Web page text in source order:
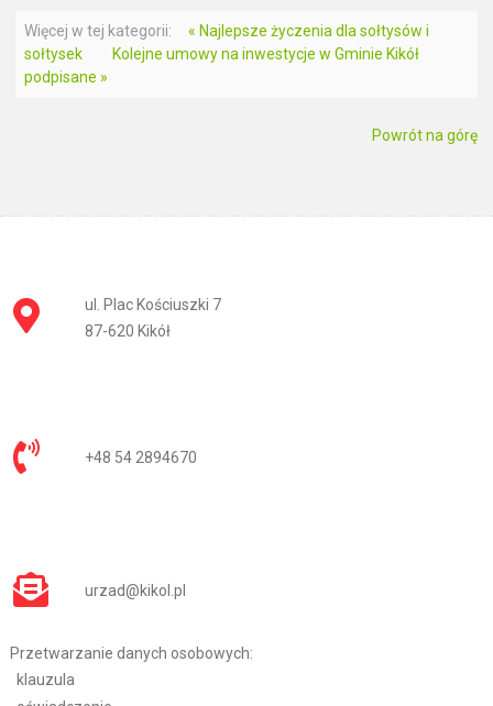
Więcej w tej kategorii:
« Najlepsze życzenia dla sołtysów i
sołtysek
Kolejne umowy na inwestycje w Gminie Kikół
podpisane »
Powrót na górę
ul. Plac Kościuszki 7
87-620 Kikół
+48 54 2894670
urzad@kikol.pl
Przetwarzanie danych osobowych:
klauzula